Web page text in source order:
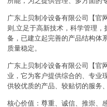
广东上贝制冷设备有限公司【官
则,立足于高新技术，科学管理
备，已建立起完善的产品结构体
质量稳定。
广东上贝制冷设备有限公司【官
业，它为客户提供综合的、专业
供较优质的产品、较贴切的服务
核心价值：尊重、诚信、推崇、